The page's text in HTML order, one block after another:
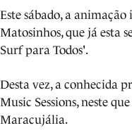
Este sábado, a
Matosinhos, que já esta
Surf para Todos'.
Desta vez, a conhecida
Music Sessions, neste
Maracujália.